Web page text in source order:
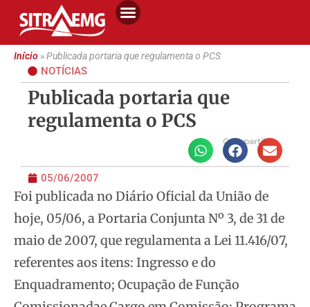
Início»Publicada portaria que regulamenta o PCS
NOTÍCIAS
Publicada portaria que
regulamenta o PCS
Compartilhe
05/06/2007
Foi publicada no Diário Oficial da União de
hoje, 05/06, a Portaria Conjunta Nº 3, de 31 de
maio de 2007, que regulamenta a Lei 11.416/07,
referentes aos itens: Ingresso e do
Enquadramento; Ocupação de Função